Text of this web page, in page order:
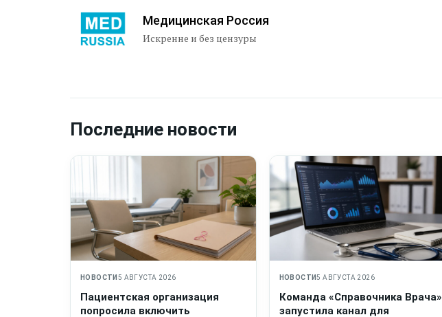
Медицинская Россия
Искренне и без цензуры
Последние новости
НОВОСТИ 5 АВГУСТА 2026
Пациентская организация
попросила включить
НОВОСТИ5 АВГУСТА 2026
Команда «Справочника Врача»
запустила канал для